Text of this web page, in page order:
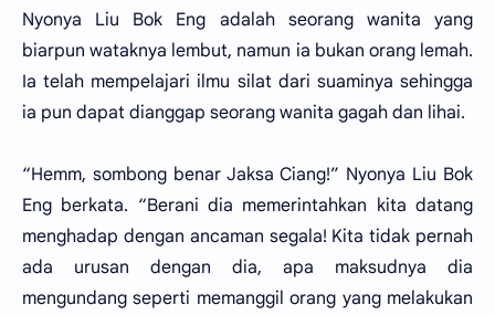
Nyonya Liu Bok Eng adalah seorang wanita yang
biarpun wataknya lembut, namun ia bukan orang lemah.
Ia telah mempelajari ilmu silat dari suaminya sehingga
ia pun dapat dianggap seorang wanita gagah dan lihai.
“Hemm, sombong benar Jaksa Ciang!” Nyonya Liu Bok
Eng berkata. “Berani dia memerintahkan kita datang
menghadap dengan ancaman segala! Kita tidak pernah
ada urusan dengan dia, apa maksudnya dia
mengundang seperti memanggil orang yang melakukan